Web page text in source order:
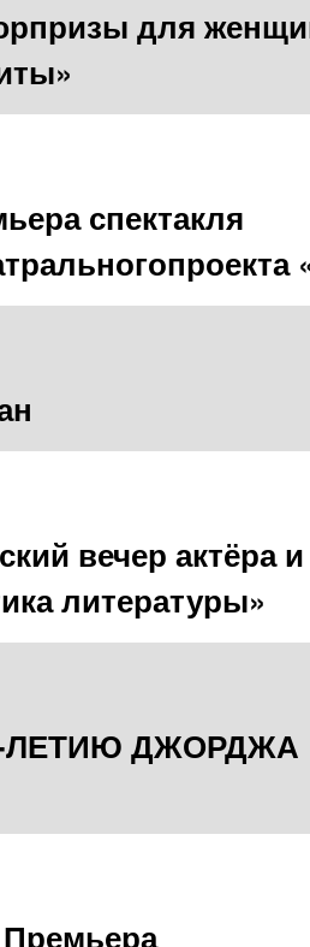
для
спектакля
вечер актёра и
литературы»
ЛЕТИЮ ДЖОРДЖА